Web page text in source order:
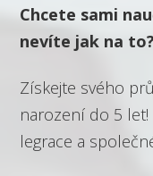
Chcete sami
nevíte jak na to?
Získejte svého
narození do 5
legrace a